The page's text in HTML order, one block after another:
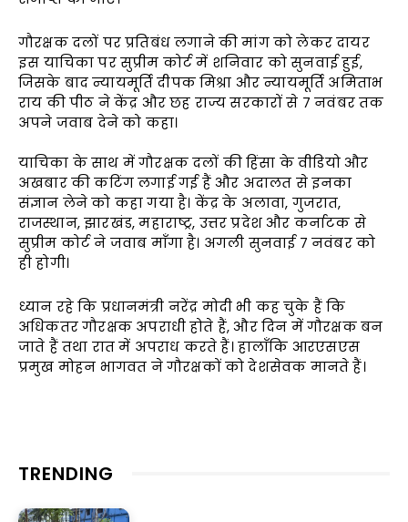
गौरक्षक दलों पर प्रतिबंध लगाने की मांग को लेकर दायर
इस याचिका पर सुप्रीम कोर्ट में शनिवार को सुनवाई हुई,
जिसके बाद न्यायमूर्ति दीपक मिश्रा और न्यायमूर्ति अमिताभ
राय की पीठ ने केंद्र और छह राज्य सरकारों से 7 नवंबर तक
अपने जवाब देने को कहा।
याचिका के साथ में गौरक्षक दलों की हिंसा के वीडियो और
अखबार की कटिंग लगाई गई हैं और अदालत से इनका
संज्ञान लेने को कहा गया है। केंद्र के अलावा, गुजरात,
राजस्थान, झारखंड, महाराष्ट्र, उत्तर प्रदेश और कर्नाटक से
सुप्रीम कोर्ट ने जवाब माँगा है। अगली सुनवाई 7 नवंबर को
ही होगी।
ध्यान रहे कि प्रधानमंत्री नरेंद्र मोदी भी कह चुके हैं कि
अधिकतर गौरक्षक अपराधी होते हैं, और दिन में गौरक्षक बन
जाते हैं तथा रात में अपराध करते हैं। हालाँकि आरएसएस
प्रमुख मोहन भागवत ने गौरक्षकों को देशसेवक मानते हैं।
TRENDING